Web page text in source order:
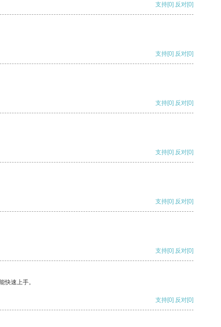
支持[0] 反对[0]
支持[0] 反对[0]
支持[0] 反对[0]
支持[0] 反对[0]
支持[0] 反对[0]
支持[0] 反对[0]
快速上手。
支持[0] 反对[0]